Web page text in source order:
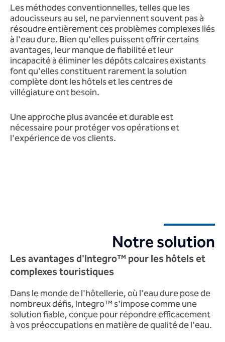
Les méthodes conventionnelles, telles que les
adoucisseurs au sel, ne parviennent souvent pas à
résoudre entièrement ces problèmes complexes liés
à l'eau dure. Bien qu'elles puissent offrir certains
avantages, leur manque de fiabilité et leur
incapacité à éliminer les dépôts calcaires existants
font qu'elles constituent rarement la solution
complète dont les hôtels et les centres de
villégiature ont besoin.
Une approche plus avancée et durable est
nécessaire pour protéger vos opérations et
l'expérience de vos clients.
Notre solution
Les avantages d'Integro™ pour les hôtels et
complexes touristiques
Dans le monde de l'hôtellerie, où l'eau dure pose de
nombreux défis, Integro™ s'impose comme une
solution fiable, conçue pour répondre efficacement
à vos préoccupations en matière de qualité de l'eau.